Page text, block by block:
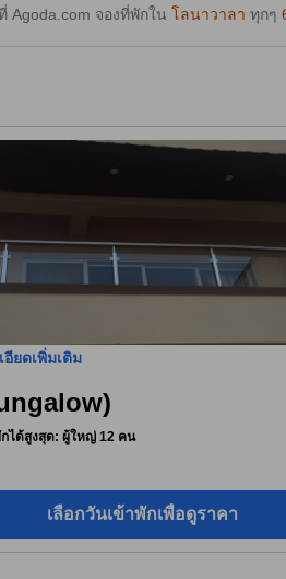
Agoda.com จองที่พักใน โลนาวาลา ทุกๆ
ยดเพิ่มเติม
กได้สูงสุด: ผู้ใหญ่ 12 คน
เลือกวันเข้าพักเพื่อดูราคา